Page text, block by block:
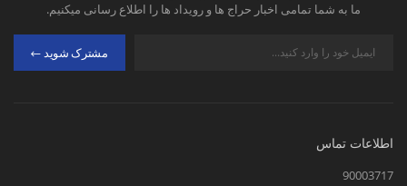
ما به شما تمامی اخبار حراج ها و رویداد ها را اطلاع رسانی میکنیم.
مشترک شوید
اطلاعات تماس
90003717